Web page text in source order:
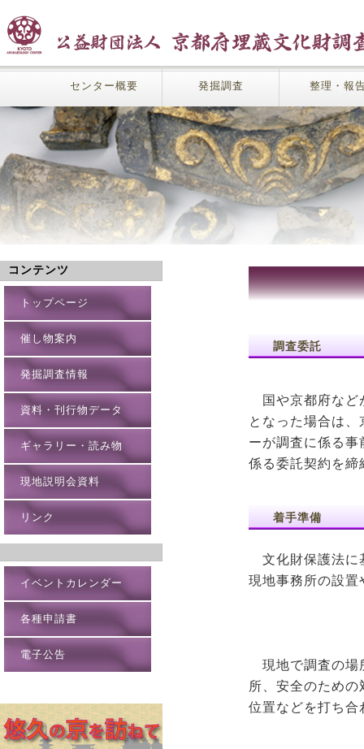
センター概要 発掘調査 整理・報
調査委託
国や京都府など
となった場合は
ーが調査に係る
係る委託契約を締
着手準備
文化財保護法に
現地事務所の設置
現地で調査の場
所、安全のため
位置などを打ち合
コンテンツ
トップページ
催し物案内
発掘調査情報
資料・刊行物データ
ギャラリー・読み物
現地説明会資料
リンク
イベントカレンダー
各種申請書
電子公告